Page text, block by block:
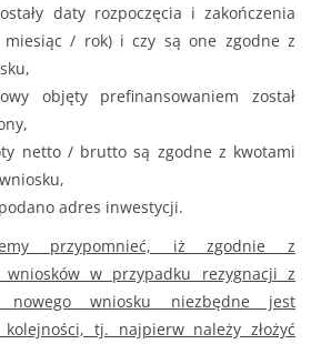
daty rozpoczęcia i zakończenia
miesiąc / rok) i czy są one zgodne z
objęty prefinansowaniem został
netto / brutto są zgodne z kwotami
adres inwestycji.
przypomnieć, iż zgodnie z
wniosków w przypadku rezygnacji z
wniosku niezbędne jest
kolejności, tj. najpierw należy złożyć